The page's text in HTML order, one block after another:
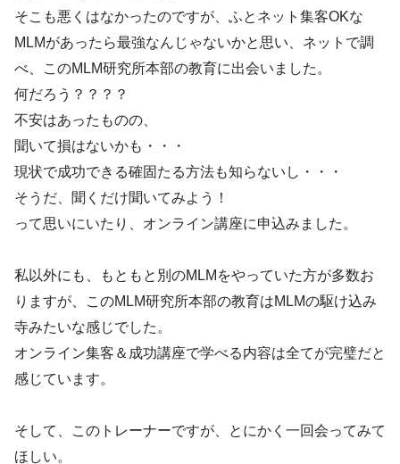
そこも悪くはなかったのですが、ふとネット集客OKな
MLMがあったら最強なんじゃないかと思い、ネットで調
べ、このMLM研究所本部の教育に出会いました。
何だろう？？？？
不安はあったものの、
聞いて損はないかも・・・
現状で成功できる確固たる方法も知らないし・・・
そうだ、聞くだけ聞いてみよう！
って思いにいたり、オンライン講座に申込みました。
私以外にも、もともと別のMLMをやっていた方が多数お
りますが、このMLM研究所本部の教育はMLMの駆け込み
寺みたいな感じでした。
オンライン集客＆成功講座で学べる内容は全てが完璧だと
感じています。
そして、このトレーナーですが、とにかく一回会ってみて
ほしい。